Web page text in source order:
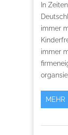
In
immer
immer
MEHR